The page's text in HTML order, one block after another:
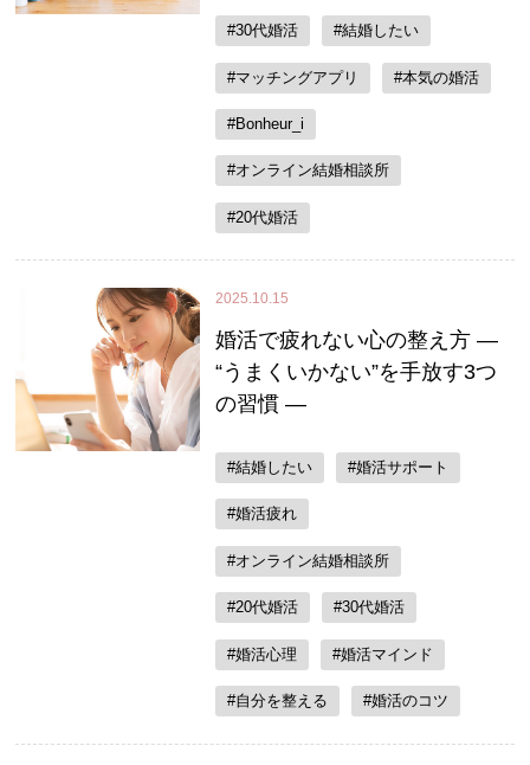
#30代婚活 #結婚したい
#マッチングアプリ #本気の婚活
#Bonheur_i
#オンライン結婚相談所
#20代婚活
2025.10.15
婚活で疲れない心の整え方 ―
“うまくいかない”を手放す3つ
の習慣 ―
#結婚したい #婚活サポート
#婚活疲れ
#オンライン結婚相談所
#20代婚活 #30代婚活
#婚活心理 #婚活マインド
#自分を整える #婚活のコツ